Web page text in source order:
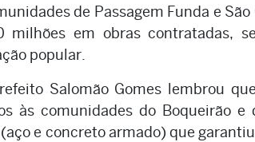
de Passagem Funda e
milhões em obras contratadas,
popular.
Salomão Gomes lembrou
às comunidades do Boqueirão
e concreto armado) que